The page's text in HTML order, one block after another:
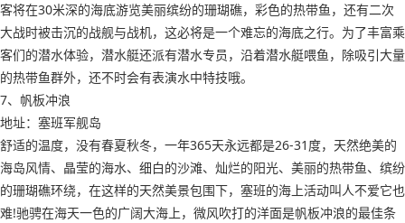
客将在30米深的海底游览美丽缤纷的珊瑚礁，彩色的热带鱼，还有二次
大战时被击沉的战舰与战机，这必将是一个难忘的海底之行。为了丰富乘
客们的潜水体验，潜水艇还派有潜水专员，沿着潜水艇喂鱼，除吸引大量
的热带鱼群外，还不时会有表演水中特技哦。
7、帆板冲浪
地址：塞班军舰岛
舒适的温度，没有春夏秋冬，一年365天永远都是26-31度，天然绝美的
海岛风情、晶莹的海水、细白的沙滩、灿烂的阳光、美丽的热带鱼、缤纷
的珊瑚礁环绕，在这样的天然美景包围下，塞班的海上活动叫人不爱它也
难!驰骋在海天一色的广阔大海上，微风吹打的洋面是帆板冲浪的最佳条